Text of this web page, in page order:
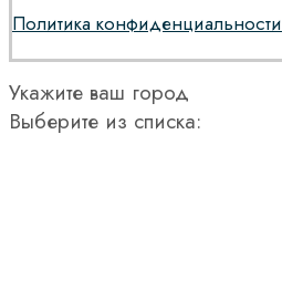
Политика конфиденциальности
Укажите ваш город
Выберите из списка: